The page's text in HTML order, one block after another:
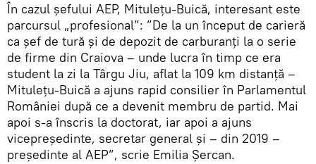
În cazul șefului AEP, Mitulețu-Buică, interesant este
parcursul „profesional”: ”De la un început de carieră
ca șef de tură și de depozit de carburanți la o serie
de firme din Craiova – unde lucra în timp ce era
student la zi la Târgu Jiu, aflat la 109 km distanță –
Mitulețu-Buică a ajuns rapid consilier în Parlamentul
României după ce a devenit membru de partid. Mai
apoi s-a înscris la doctorat, iar apoi a ajuns
vicepreședinte, secretar general și – din 2019 –
președinte al AEP”, scrie Emilia Șercan.